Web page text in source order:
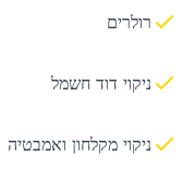
רולרים
ניקוי דוד חשמל
ניקוי מקלחון ואמבטיה